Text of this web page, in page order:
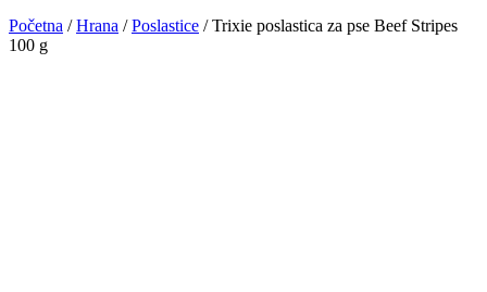
Početna /Hrana /Poslastice / Trixie poslastica za pse Beef Stripes
100 g